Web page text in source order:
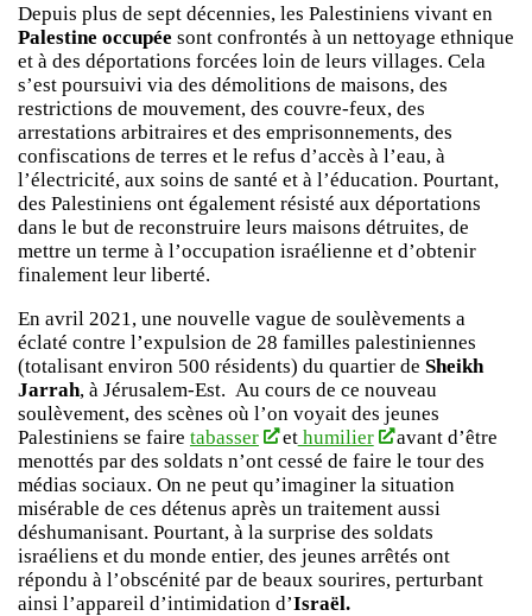
Depuis plus de sept décennies, les Palestiniens vivant en
Palestine occupée sont confrontés à un nettoyage ethnique
et à des déportations forcées loin de leurs villages. Cela
s’est poursuivi via des démolitions de maisons, des
restrictions de mouvement, des couvre-feux, des
arrestations arbitraires et des emprisonnements, des
confiscations de terres et le refus d’accès à l’eau, à
l’électricité, aux soins de santé et à l’éducation. Pourtant,
des Palestiniens ont également résisté aux déportations
dans le but de reconstruire leurs maisons détruites, de
mettre un terme à l’occupation israélienne et d’obtenir
finalement leur liberté.
En avril 2021, une nouvelle vague de soulèvements a
éclaté contre l’expulsion de 28 familles palestiniennes
(totalisant environ 500 résidents) du quartier de Sheikh
Jarrah, à Jérusalem-Est. Au cours de ce nouveau
soulèvement, des scènes où l’on voyait des jeunes
Palestiniens se faire tabasser ethumilier
avant d’être
menottés par des soldats n’ont cessé de faire le tour des
médias sociaux. On ne peut qu’imaginer la situation
misérable de ces détenus après un traitement aussi
déshumanisant. Pourtant, à la surprise des soldats
israéliens et du monde entier, des jeunes arrêtés ont
répondu à l’obscénité par de beaux sourires, perturbant
ainsi l’appareil d’intimidation d’Israël.